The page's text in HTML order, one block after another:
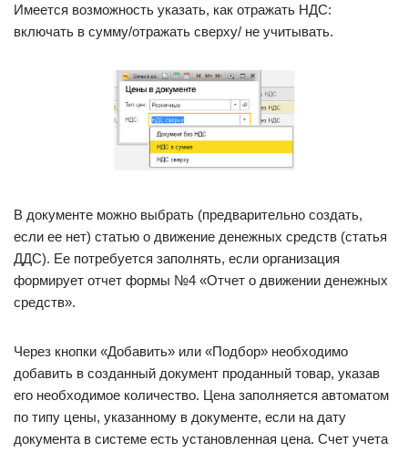
Имеется возможность указать, как отражать НДС:
включать в сумму/отражать сверху/ не учитывать.
В документе можно выбрать (предварительно создать,
если ее нет) статью о движение денежных средств (статья
ДДС). Ее потребуется заполнять, если организация
формирует отчет формы №4 «Отчет о движении денежных
средств».
Через кнопки «Добавить» или «Подбор» необходимо
добавить в созданный документ проданный товар, указав
его необходимое количество. Цена заполняется автоматом
по типу цены, указанному в документе, если на дату
документа в системе есть установленная цена. Счет учета